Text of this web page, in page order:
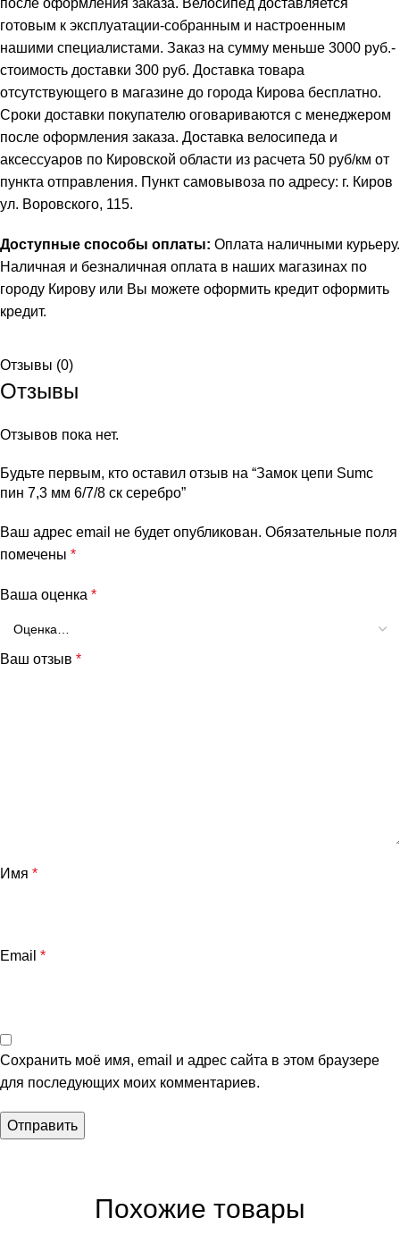
после оформления заказа. Велосипед доставляется
готовым к эксплуатации-собранным и настроенным
нашими специалистами. Заказ на сумму меньше 3000 руб.-
стоимость доставки 300 руб. Доставка товара
отсутствующего в магазине до города Кирова бесплатно.
Сроки доставки покупателю оговариваются с менеджером
после оформления заказа. Доставка велосипеда и
аксессуаров по Кировской области из расчета 50 руб/км от
пункта отправления. Пункт самовывоза по адресу: г. Киров
ул. Воровского, 115.
Доступные способы оплаты: Оплата наличными курьеру.
Наличная и безналичная оплата в наших магазинах по
городу Кирову или Вы можете оформить кредит оформить
кредит.
Отзывы (0)
Отзывы
Отзывов пока нет.
Будьте первым, кто оставил отзыв на “Замок цепи Sumc
пин 7,3 мм 6/7/8 ск серебро”
Ваш адрес email не будет опубликован. Обязательные поля
помечены *
Ваша оценка *
Ваш отзыв *
Имя *
Email *
Сохранить моё имя, email и адрес сайта в этом браузере
для последующих моих комментариев.
Похожие товары